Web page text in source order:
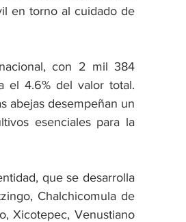
en torno al cuidado de
con 2 mil 384
el 4.6% del valor total.
abejas desempeñan un
esenciales para la
que se desarrolla
Chalchicomula de
Xicotepec, Venustiano